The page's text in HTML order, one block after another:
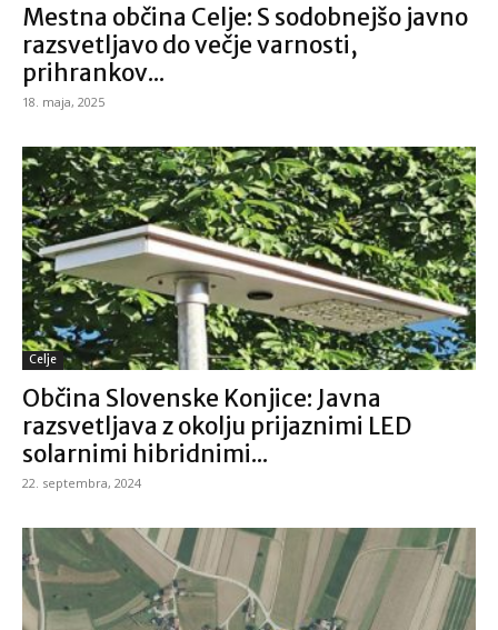
Mestna občina Celje: S sodobnejšo javno
razsvetljavo do večje varnosti,
prihrankov...
18. maja, 2025
Celje
Občina Slovenske Konjice: Javna
razsvetljava z okolju prijaznimi LED
solarnimi hibridnimi...
22. septembra, 2024